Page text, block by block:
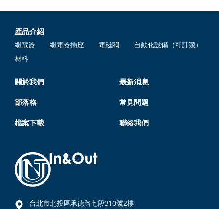
產品介紹
繼電器 繼電器插座 電磁閥
自動化設備（可訂製）
材料
關於我們 最新消息
部落格 常見問題
檔案下載 聯絡我們
台北市北投區承德路七段310號2樓